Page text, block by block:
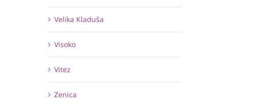
Velika Kladuša
Visoko
Vitez
Zenica